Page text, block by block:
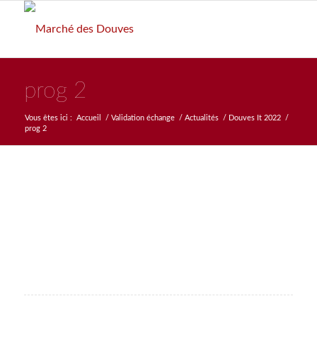
prog 2
Vous êtes ici : Accueil / Validation échange / Actualités / Douves It 2022
/
prog 2